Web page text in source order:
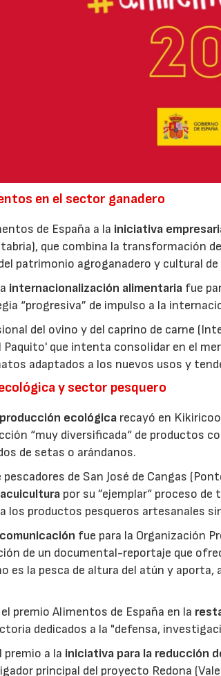
en el sector ganadero
de España a la iniciativa
que combina la transformación
patrimonio agroganadero y cultural
internacionalización alimentaria fue
“progresiva” de impulso a la
del ovino y del caprino de carne
Paquito' que intenta consolidar en el
adaptados a los nuevos usos y
y sector pesquero
producción ecológica recayó en
“muy diversificada“ de productos
de setas o arándanos.
pescadores de San José de Cangas
por su ”ejemplar“ proceso
los productos pesqueros artesanales
comunicación fue para la Organización
de un documental-reportaje que
es la pesca de altura del atún y
premio Alimentos de España en la
dedicados a la "defensa,
premio a la iniciativa para la reducción
principal del proyecto Redona